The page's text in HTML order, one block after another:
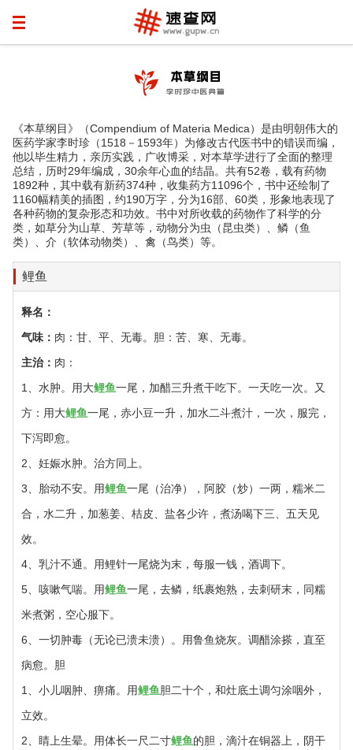
《本草纲目》（Compendium of Materia Medica）是由明朝伟大的
医药学家李时珍（1518－1593年）为修改古代医书中的错误而编，
他以毕生精力，亲历实践，广收博采，对本草学进行了全面的整理
总结，历时29年编成，30余年心血的结晶。共有52卷，载有药物
1892种，其中载有新药374种，收集药方11096个，书中还绘制了
1160幅精美的插图，约190万字，分为16部、60类，形象地表现了
各种药物的复杂形态和功效。书中对所收载的药物作了科学的分
类，如草分为山草、芳草等，动物分为虫（昆虫类）、鳞（鱼
类）、介（软体动物类）、禽（鸟类）等。
鲤鱼
释名：
气味： 肉：甘、平、无毒。胆：苦、寒、无毒。
主治： 肉：
1、水肿。用大鲤鱼一尾，加醋三升煮干吃下。一天吃一次。又
方：用大鲤鱼一尾，赤小豆一升，加水二斗煮汁，一次，服完，
下泻即愈。
2、妊娠水肿。治方同上。
3、胎动不安。用鲤鱼一尾（治净），阿胶（炒）一两，糯米二
合，水二升，加葱姜、桔皮、盐各少许，煮汤喝下三、五天见
效。
4、乳汁不通。用鲤针一尾烧为末，每服一钱，酒调下。
5、咳嗽气喘。用鲤鱼一尾，去鳞，纸裹炮熟，去刺研末，同糯
米煮粥，空心服下。
6、一切肿毒（无论已溃未溃）。用鲁鱼烧灰。调醋涂搽，直至
病愈。胆
1、小儿咽肿、痹痛。用鲤鱼 胆二十个，和灶底土调匀涂咽外，
立效。
2、睛上生晕。用体长一尺二寸鲤鱼的胆，滴汁在铜器上，阴干